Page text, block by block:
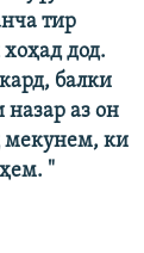
тир
дод.
балки
назар аз он
мекунем, ки
"